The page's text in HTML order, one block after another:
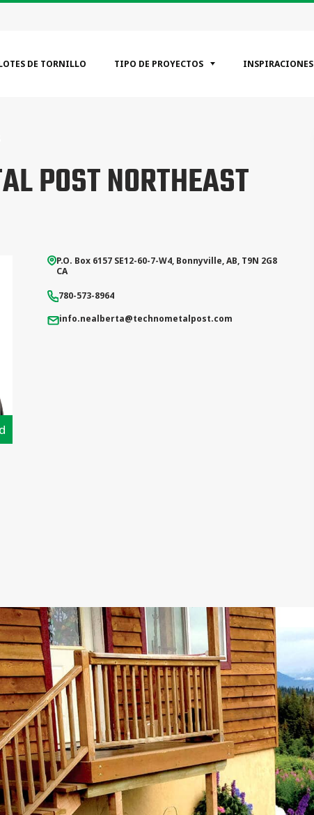
DE TORNILLO TIPO DE PROYECTOS INSPIRACIONES
Residencial
Comerciale
POST NORTHEAST
P.O. Box 6157 SE12-60-7-W4, Bonnyville,AB, T9N 2G8
CA
780-573-8964
info.nealberta@technometalpost.com